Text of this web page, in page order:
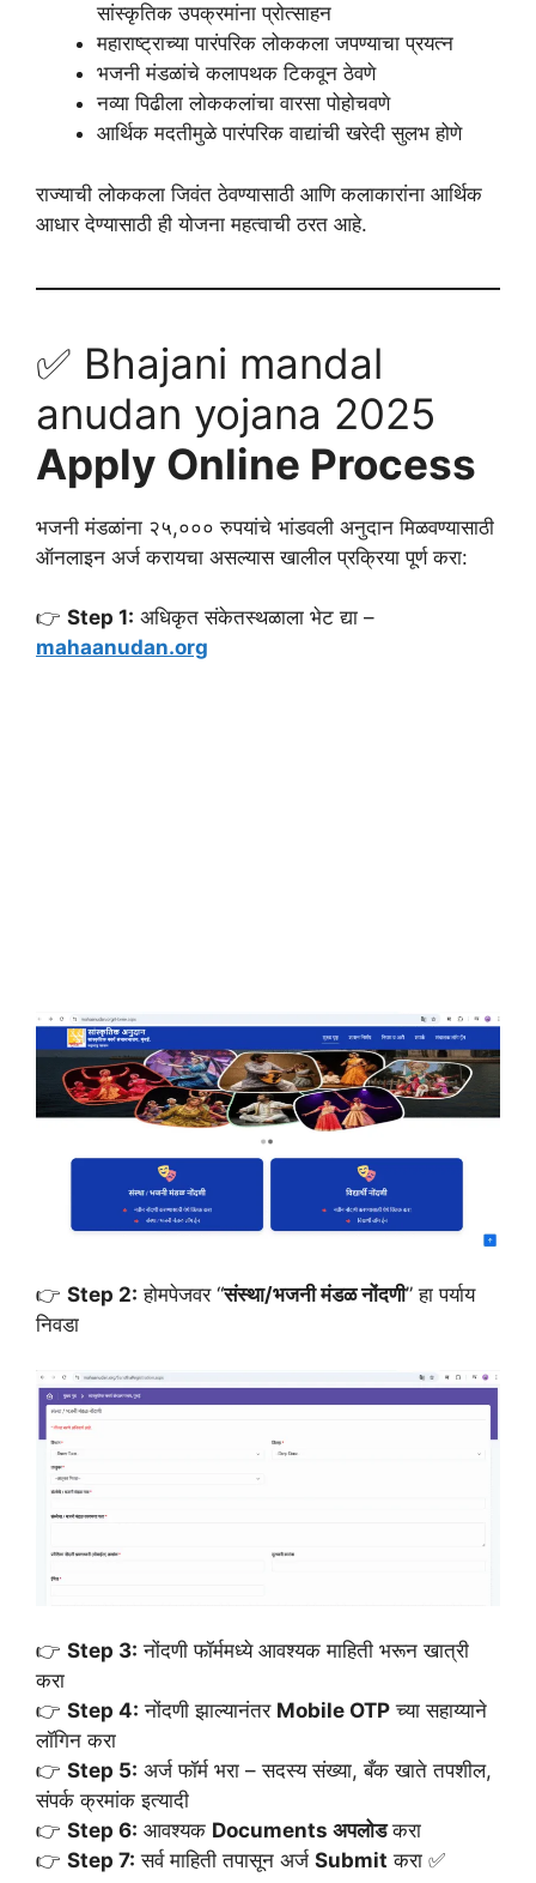
सांस्कृतिक उपक्रमांना प्रोत्साहन
महाराष्ट्राच्या पारंपरिक लोककला जपण्याचा प्रयत्न
भजनी मंडळांचे कलापथक टिकवून ठेवणे
नव्या पिढीला लोककलांचा वारसा पोहोचवणे
आर्थिक मदतीमुळे पारंपरिक वाद्यांची खरेदी सुलभ होणे
राज्याची लोककला जिवंत ठेवण्यासाठी आणि कलाकारांना आर्थिक
आधार देण्यासाठी ही योजना महत्वाची ठरत आहे.
✅ Bhajani mandal
anudan yojana 2025
Apply Online Process
भजनी मंडळांना २५,००० रुपयांचे भांडवली अनुदान मिळवण्यासाठी
ऑनलाइन अर्ज करायचा असल्यास खालील प्रक्रिया पूर्ण करा:
👉 Step 1: अधिकृत संकेतस्थळाला भेट द्या –
mahaanudan.org
👉 Step 2: होमपेजवर “संस्था/भजनी मंडळ नोंदणी” हा पर्याय
निवडा
👉 Step 3: नोंदणी फॉर्ममध्ये आवश्यक माहिती भरून खात्री
करा
👉 Step 4: नोंदणी झाल्यानंतर Mobile OTP च्या सहाय्याने
लॉगिन करा
👉 Step 5: अर्ज फॉर्म भरा – सदस्य संख्या, बँक खाते तपशील,
संपर्क क्रमांक इत्यादी
👉 Step 6: आवश्यक Documents अपलोडकरा
👉 Step 7: सर्व माहिती तपासून अर्ज Submit करा ✅